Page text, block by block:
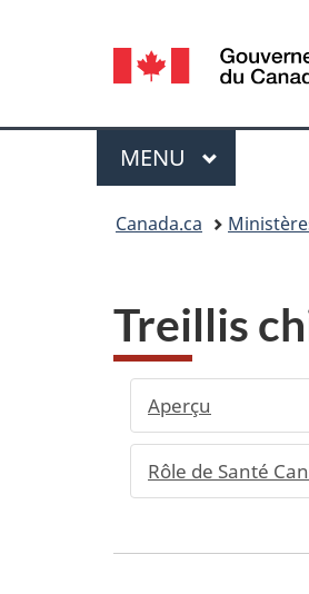
Sélection
de
la
langue
Menu
MENU PRINCIPAL
Canada.ca
Treillis
Aperçu
Rôle de Santé